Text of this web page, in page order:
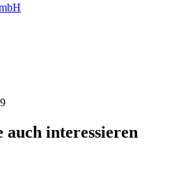
auch interessieren